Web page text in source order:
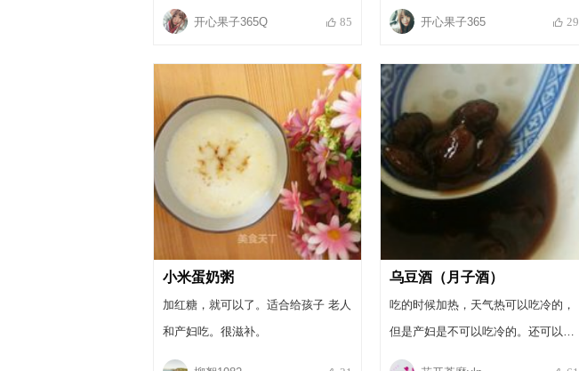
蒜头几样食材去掉，只有葱即可
开心果子365Q
85
如果产妇食用此汤，则葱放的越少越
好，姜则可省略不用，盐则更要越少
越好。
开心果子365 29
小米蛋奶粥
加红糖，就可以了。适合给孩子 老人
和产妇吃。很滋补。
乌豆酒（月子酒）
吃的时候加热，天气热可以吃冷的，
但是产妇是不可以吃冷的。还可以加
个鸡蛋哦，做成乌豆鸡蛋酒。炒鸡补